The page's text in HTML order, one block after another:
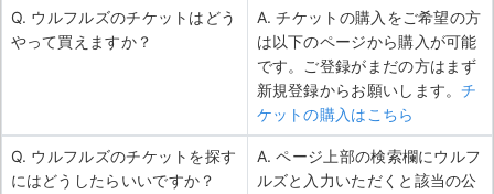
Q. ウルフルズのチケットはどう
やって買えますか？
A. チケットの購入をご希望の方
は以下のページから購入が可能
です。ご登録がまだの方はまず
新規登録からお願いします。チ
ケットの購入はこちら
Q. ウルフルズのチケットを探す
にはどうしたらいいですか？
A. ページ上部の検索欄にウルフ
ルズと入力いただくと該当の公